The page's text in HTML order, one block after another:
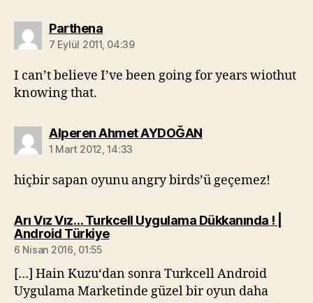
Parthenadiyorki:
7 Eylül 2011, 04:39
I can’t believe I’ve been going for years wiothut
knowing that.
Alperen Ahmet AYDOĞANdiyorki:
1 Mart 2012, 14:33
hiçbir sapan oyunu angry birds’ü geçemez!
Arı Vız Vız… Turkcell Uygulama Dükkanında ! |
Android Türkiyediyorki:
6 Nisan 2016, 01:55
[…] Hain Kuzu‘dan sonra Turkcell Android
Uygulama Marketinde güzel bir oyun daha